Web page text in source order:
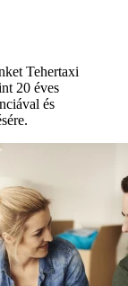
Tehertaxi
20 éves
és